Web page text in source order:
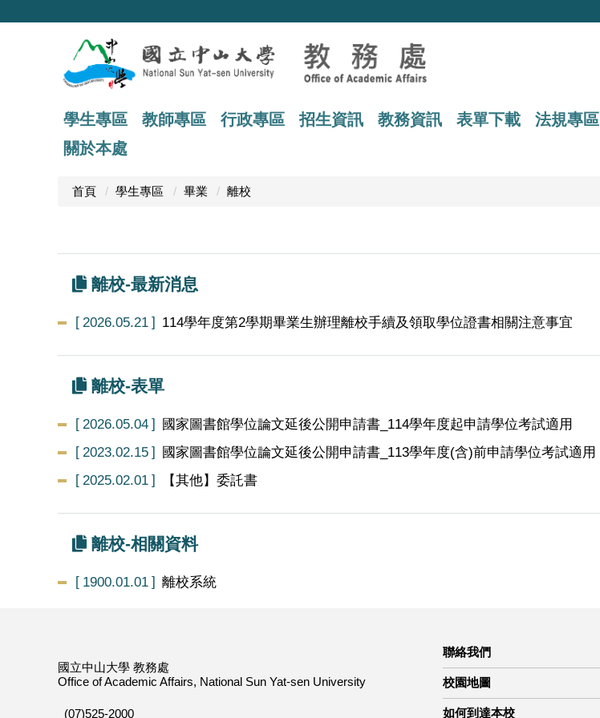
學生專區 教師專區 行政專區 招生資訊 教務資訊 表單下載 法規專區
關於本處
首頁 學生專區 畢業 離校
離校-最新消息
2026.05.21 114學年度第2學期畢業生辦理離校手續及領取學位證書相關注意事宜
離校-表單
2026.05.04 國家圖書館學位論文延後公開申請書_114學年度起申請學位考試適用
2023.02.15 國家圖書館學位論文延後公開申請書_113學年度(含)前申請學位考試適用
2025.02.01 【其他】委託書
離校-相關資料
1900.01.01 離校系統
國立中山大學 教務處
Office of Academic Affairs, National Sun Yat-sen University
(07)525-2000
聯絡我們
校園地圖
如何到達本校